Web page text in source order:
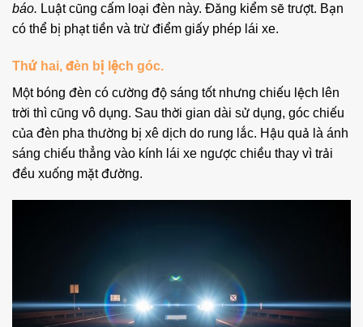
báo. Luật cũng cấm loại đèn này. Đăng kiểm sẽ trượt. Bạn
có thể bị phạt tiền và trừ điểm giấy phép lái xe.
Thứ hai, đèn bị lệch góc.
Một bóng đèn có cường độ sáng tốt nhưng chiếu lệch lên
trời thì cũng vô dụng. Sau thời gian dài sử dụng, góc chiếu
của đèn pha thường bị xê dịch do rung lắc. Hậu quả là ánh
sáng chiếu thẳng vào kính lái xe ngược chiều thay vì trải
đều xuống mặt đường.